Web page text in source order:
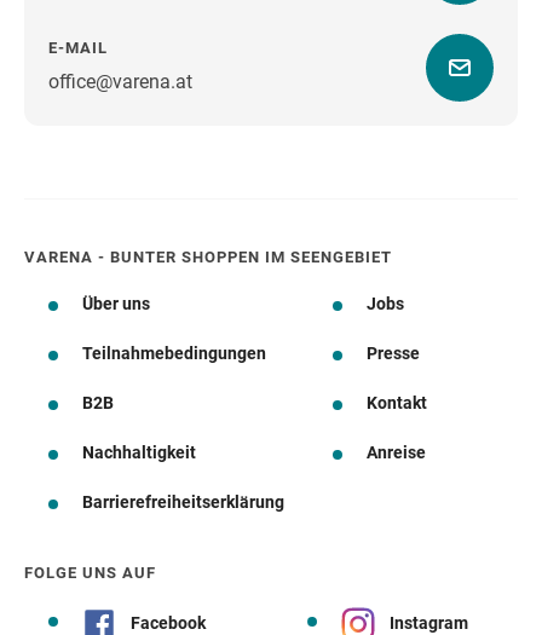
E-MAIL
office@varena.at
VARENA - BUNTER SHOPPEN IM SEENGEBIET
Über uns Jobs
Teilnahmebedingungen Presse
B2B Kontakt
Nachhaltigkeit Anreise
Barrierefreiheitserklärung
FOLGE UNS AUF
Facebook Instagram